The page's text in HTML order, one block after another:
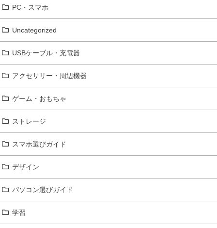
PC・スマホ
Uncategorized
USBケーブル・充電器
アクセサリー・周辺機器
ゲーム・おもちゃ
ストレージ
スマホ選びガイド
デザイン
パソコン選びガイド
学習